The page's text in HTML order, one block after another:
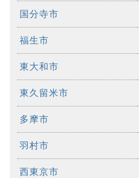
国分寺市
福生市
東大和市
東久留米市
多摩市
羽村市
西東京市